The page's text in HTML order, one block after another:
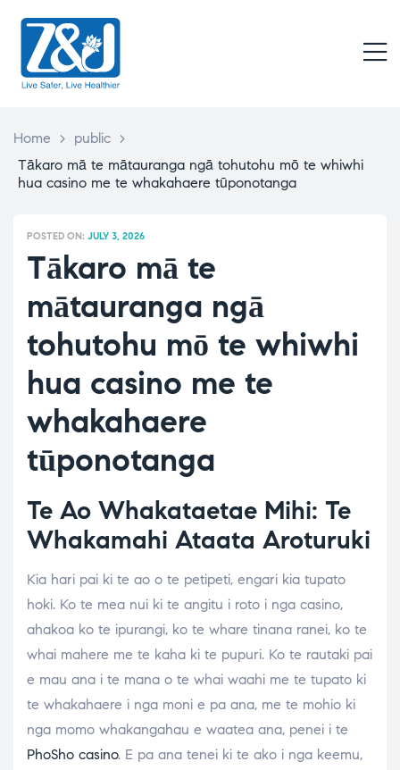
Home > public >
Tākaro mā te mātauranga ngā tohutohu mō te whiwhi
hua casino me te whakahaere tūponotanga
POSTED ON: JULY 3, 2026
Tākaro mā te
mātauranga ngā
tohutohu mō te whiwhi
hua casino me te
whakahaere
tūponotanga
Te Ao Whakataetae Mihi: Te
Whakamahi Ataata Aroturuki
Kia hari pai ki te ao o te petipeti, engari kia tupato
hoki. Ko te mea nui ki te angitu i roto i nga casino,
ahakoa ko te ipurangi, ko te whare tinana ranei, ko te
whai mahere me te kaha ki te pupuri. Ko te rautaki pai
e mau ana i te mana o te whai waahi me te tupato ki
te whakahaere i nga moni e pa ana, me te mohio ki
nga momo whakangahau e waatea ana, penei i te
PhoSho casino. E pa ana tenei ki te ako i nga keemu,